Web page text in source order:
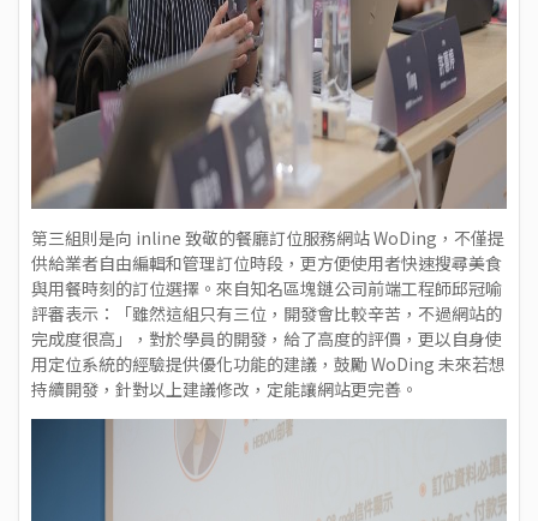
第三組則是向 inline 致敬的餐廳訂位服務網站 WoDing，不僅提
供給業者自由編輯和管理訂位時段，更方便使用者快速搜尋美食
與用餐時刻的訂位選擇。來自知名區塊鏈公司前端工程師邱冠喻
評審表示：「雖然這組只有三位，開發會比較辛苦，不過網站的
完成度很高」，對於學員的開發，給了高度的評價，更以自身使
用定位系統的經驗提供優化功能的建議，鼓勵 WoDing 未來若想
持續開發，針對以上建議修改，定能讓網站更完善。